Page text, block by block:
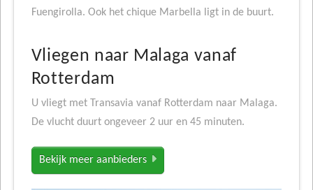
Fuengirolla. Ook het chique Marbella ligt in de buurt.
Vliegen naar Malaga vanaf
Rotterdam
U vliegt met Transavia vanaf Rotterdam naar Malaga.
De vlucht duurt ongeveer 2 uur en 45 minuten.
Bekijk meer aanbieders